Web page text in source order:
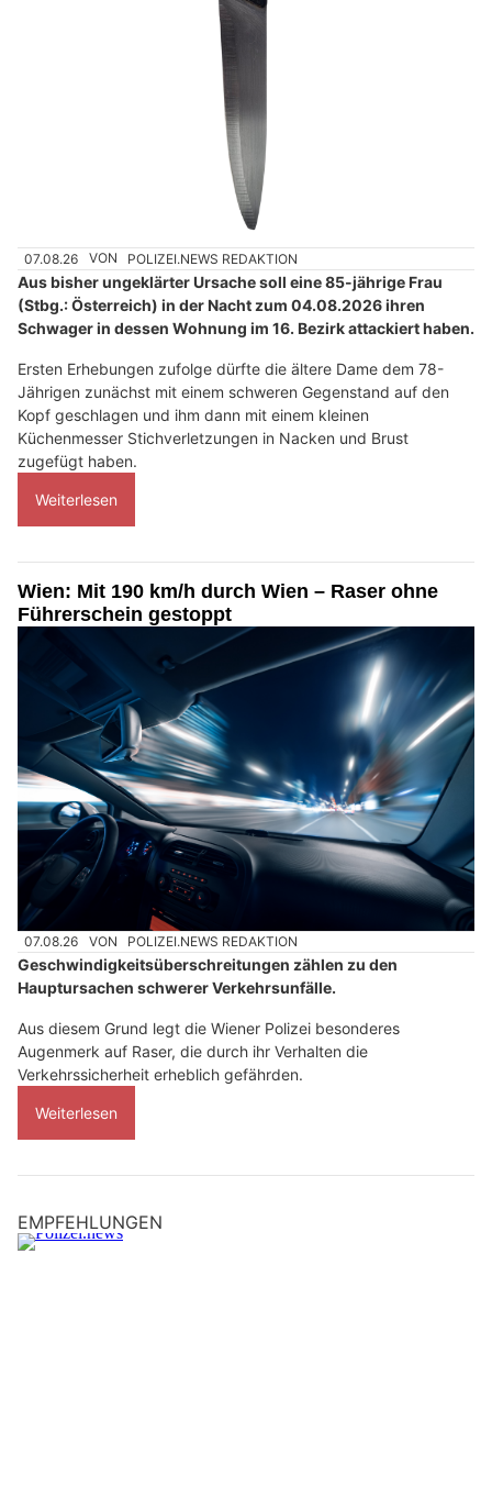
07.08.26 VON POLIZEI.NEWS REDAKTION
Aus bisher ungeklärter Ursache soll eine 85-jährige Frau
(Stbg.: Österreich) in der Nacht zum 04.08.2026 ihren
Schwager in dessen Wohnung im 16. Bezirk attackiert haben.
Ersten Erhebungen zufolge dürfte die ältere Dame dem 78-
Jährigen zunächst mit einem schweren Gegenstand auf den
Kopf geschlagen und ihm dann mit einem kleinen
Küchenmesser Stichverletzungen in Nacken und Brust
zugefügt haben.
Weiterlesen
Wien: Mit 190 km/h durch Wien – Raser ohne
Führerschein gestoppt
07.08.26 VON POLIZEI.NEWS REDAKTION
Geschwindigkeitsüberschreitungen zählen zu den
Hauptursachen schwerer Verkehrsunfälle.
Aus diesem Grund legt die Wiener Polizei besonderes
Augenmerk auf Raser, die durch ihr Verhalten die
Verkehrssicherheit erheblich gefährden.
Weiterlesen
EMPFEHLUNGEN